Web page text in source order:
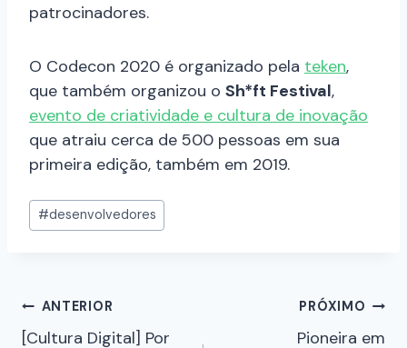
patrocinadores.
O Codecon 2020 é organizado pela teken,
que também organizou o Sh*ft Festival,
evento de criatividade e cultura de inovação
que atraiu cerca de 500 pessoas em sua
primeira edição, também em 2019.
#desenvolvedores
ANTERIOR
[Cultura Digital] Por
PRÓXIMO
Pioneira em